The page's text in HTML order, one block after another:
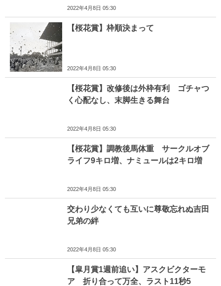
2022年4月8日 05:30
【桜花賞】枠順決まって
2022年4月8日 05:30
【桜花賞】改修後は外枠有利 ゴチャつ
く心配なし、末脚生きる舞台
2022年4月8日 05:30
【桜花賞】調教後馬体重 サークルオブ
ライフ9キロ増、ナミュールは2キロ増
2022年4月8日 05:30
交わり少なくても互いに尊敬忘れぬ吉田
兄弟の絆
2022年4月8日 05:30
【皐月賞1週前追い】アスクビクターモ
ア 折り合って万全、ラスト11秒5